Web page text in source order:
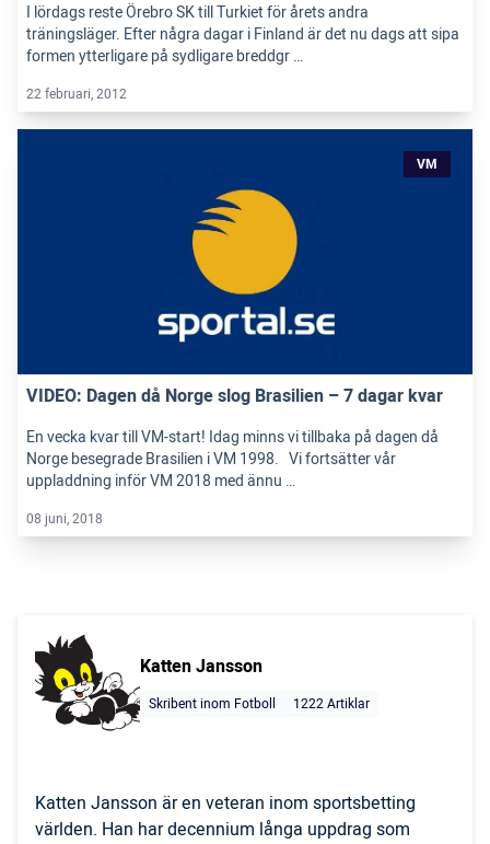
I lördags reste Örebro SK till Turkiet för årets andra
träningsläger. Efter några dagar i Finland är det nu dags att sipa
formen ytterligare på sydligare breddgr …
22 februari, 2012
VM
VIDEO: Dagen då Norge slog Brasilien – 7 dagar kvar
En vecka kvar till VM-start! Idag minns vi tillbaka på dagen då
Norge besegrade Brasilien i VM 1998. Vi fortsätter vår
uppladdning inför VM 2018 med ännu …
08 juni, 2018
Katten Jansson
Skribent inom Fotboll 1222 Artiklar
Katten Jansson är en veteran inom sportsbetting
världen. Han har decennium långa uppdrag som